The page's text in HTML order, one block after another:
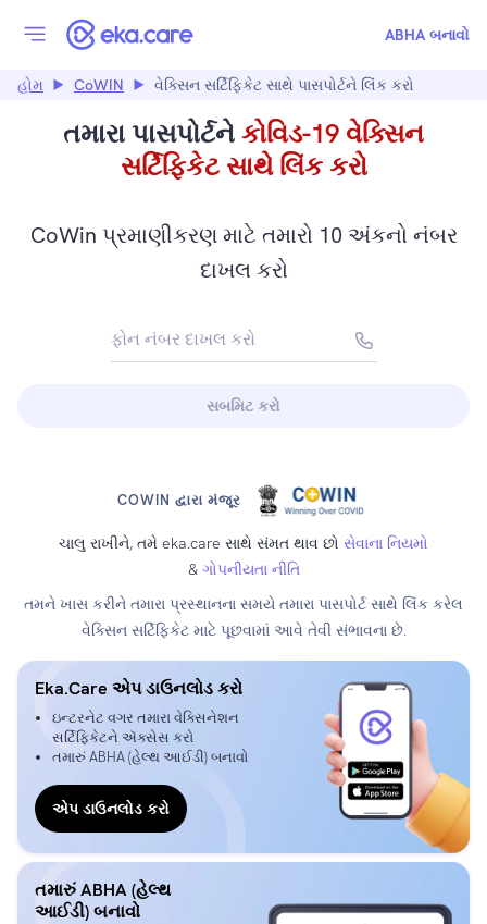
ABHA બનાવો
હોમ CoWIN વેક્સિન સર્ટિફિકેટ સાથે પાસપોર્ટને લિંક કરો
તમારા પાસપોર્ટનેકોવિડ-19 વેક્સિન
સર્ટિફિકેટ સાથે લિંક કરો
CoWin પ્રમાણીકરણ માટે તમારો 10 અંકનો નંબર
દાખલ કરો
+91
ફોન નંબર દાખલ કરો
સબમિટ કરો
COWIN દ્વારા મંજૂર
ચાલુ રાખીને, તમે eka.care સાથે સંમત થાવ છો સેવાના નિયમો
& ગોપનીયતા નીતિ
તમને ખાસ કરીને તમારા પ્રસ્થાનના સમયે તમારા પાસપોર્ટ સાથે લિંક કરેલ
વેક્સિન સર્ટિફિકેટ માટે પૂછવામાં આવે તેવી સંભાવના છે.
Eka.Care એપ ડાઉનલોડ કરો
ઇન્ટરનેટ વગર તમારા વેક્સિનેશન
સર્ટિફિકેટને ઍક્સેસ કરો
તમારું ABHA (હેલ્થ આઈડી) બનાવો
એપ ડાઉનલોડ કરો
તમારું ABHA (હેલ્થ
આઈડી) બનાવો